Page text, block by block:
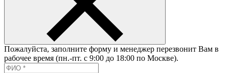
Пожалуйста, заполните форму и менеджер перезвонит Вам в
рабочее время (пн.-пт. с 9:00 до 18:00 по Москве).